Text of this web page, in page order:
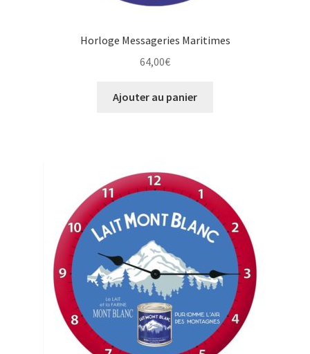
Horloge Messageries Maritimes
64,00€
Ajouter au panier